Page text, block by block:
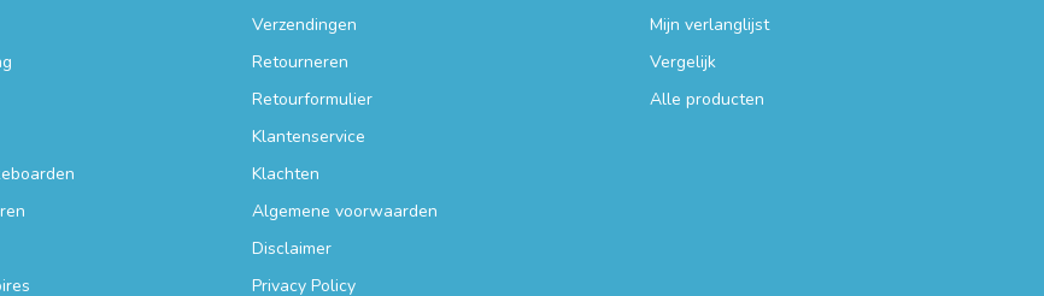
Verzendingen
Retourneren
Retourformulier
Klantenservice
Klachten
Algemene voorwaarden
Disclaimer
Privacy Policy
Mijn verlanglijst
Vergelijk
Alle producten